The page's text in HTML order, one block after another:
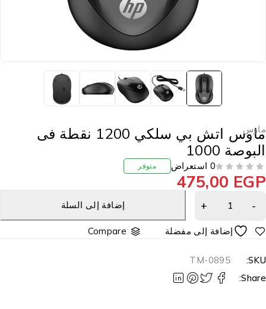
ماوس اتش بي سلكي 1200 نقطة فى
1000
0 استعراض متوفر
475,00
إضافة إلى السلة
Compare
TM-0895